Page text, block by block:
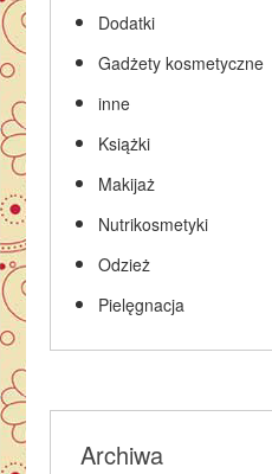
Dodatki
Gadżety kosmetyczne
inne
Książki
Makijaż
Nutrikosmetyki
Odzież
Pielęgnacja
Archiwa